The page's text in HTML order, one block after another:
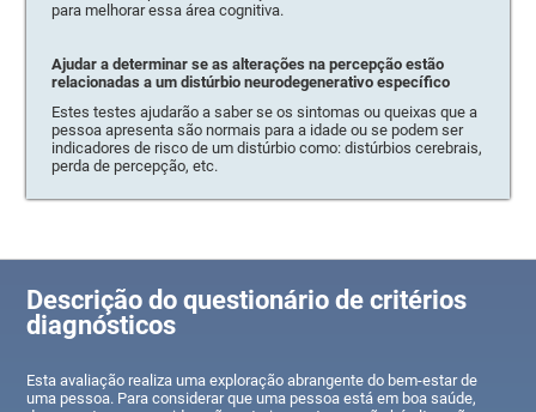
para melhorar essa área cognitiva.
Ajudar a determinar se as alterações na percepção estão
relacionadas a um distúrbio neurodegenerativo específico
Estes testes ajudarão a saber se os sintomas ou queixas que a
pessoa apresenta são normais para a idade ou se podem ser
indicadores de risco de um distúrbio como: distúrbios cerebrais,
perda de percepção, etc.
Descrição do questionário de critérios
diagnósticos
Esta avaliação realiza uma exploração abrangente do bem-estar de
uma pessoa. Para considerar que uma pessoa está em boa saúde,